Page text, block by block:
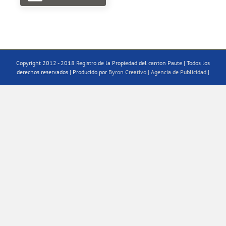
Copyright 2012 - 2018 Registro de la Propiedad del canton Paute | Todos los
derechos reservados | Producido por Byron Creativo | Agencia de Publicidad |